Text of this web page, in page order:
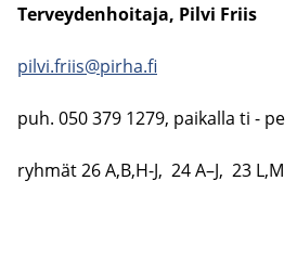
Ter­vey­den­hoi­ta­ja, Pilvi Friis
pilvi.friis@pirha.fi
puh. 050 379 1279, pai­kal­la ti - pe
ryh­mät 26 A,B,H-J, 24 A–J, 23 L,M